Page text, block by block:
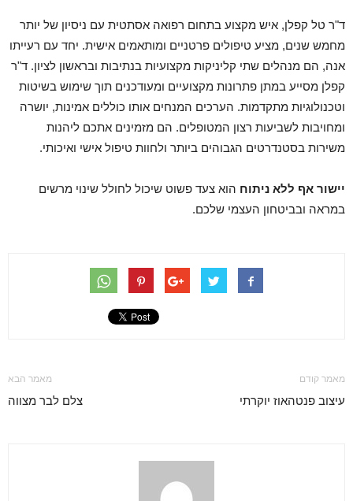
ד"ר טל קפלן, איש מקצוע בתחום רפואה אסתטית עם ניסיון של יותר
מחמש שנים, מציע טיפולים פרטניים ומותאמים אישית. יחד עם רעייתו
אנה, הם מנהלים שתי קליניקות מקצועיות בנתיבות ובראשון לציון. ד"ר
קפלן מסייע במתן פתרונות מקצועיים ומעודכנים תוך שימוש בשיטות
וטכנולוגיות מתקדמות. הערכים המנחים אותו כוללים אמינות, יושרה
ומחויבות לשביעות רצון המטופלים. הם מזמינים אתכם ליהנות
משירות בסטנדרטים הגבוהים ביותר ולחוות טיפול אישי ואיכותי.
יישור אף ללא ניתוח הוא צעד פשוט שיכול לחולל שינוי מרשים
במראה ובביטחון העצמי שלכם.
מאמר קודם
עיצוב פנטהאוז יוקרתי
מאמר הבא
צלם לבר מצווה